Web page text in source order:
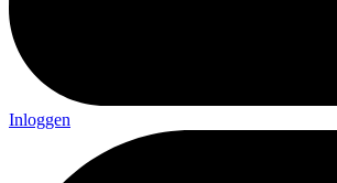
Inloggen